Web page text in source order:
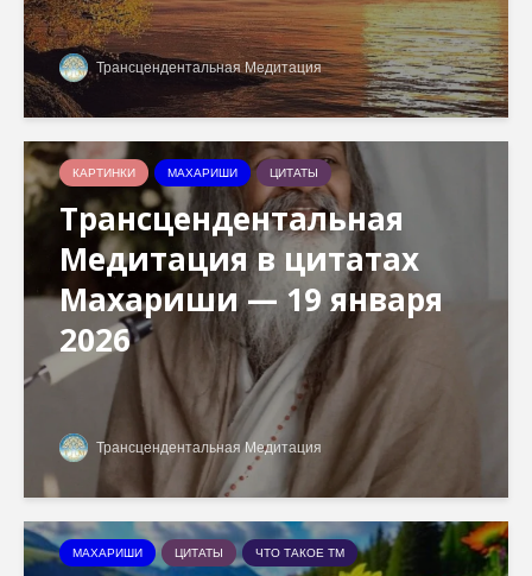
Трансцендентальная Медитация
КАРТИНКИ МАХАРИШИ ЦИТАТЫ
Трансцендентальная
Медитация в цитатах
Махариши — 19 января
2026
Трансцендентальная Медитация
МАХАРИШИ ЦИТАТЫ ЧТО ТАКОЕ ТМ